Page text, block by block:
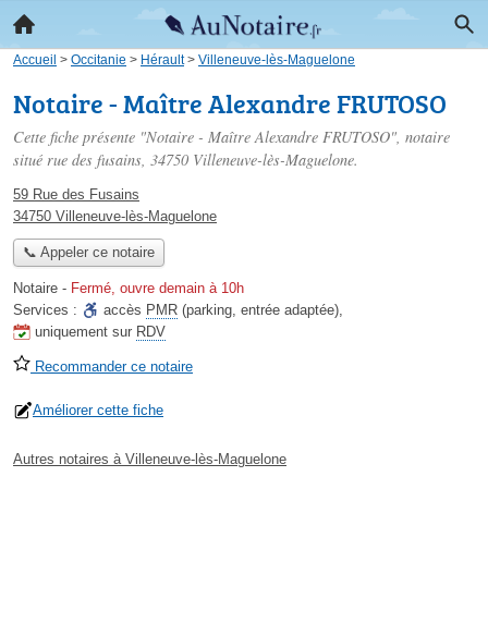
Accueil > Occitanie > Hérault> Villeneuve-lès-Maguelone
Notaire - Maître Alexandre FRUTOSO
Cette fiche présente "Notaire - Maître Alexandre FRUTOSO", notaire
situé rue des fusains, 34750 Villeneuve-lès-Maguelone.
59 Rue des Fusains
34750 Villeneuve-lès-Maguelone
📞 Appeler ce notaire
Notaire - Fermé, ouvre demain à 10h
Services :
accès PMR (parking, entrée adaptée),
uniquement sur RDV
Recommander ce notaire
Améliorer cette fiche
Autres notaires à Villeneuve-lès-Maguelone